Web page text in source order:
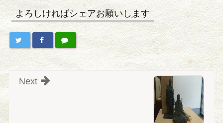
よろしければシェアお願いします
Next